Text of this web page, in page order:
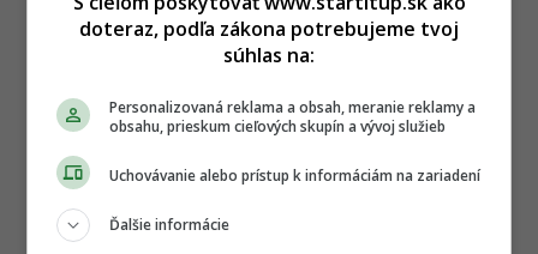
doteraz, podľa zákona potrebujeme tvoj
súhlas na:
Personalizovaná reklama a obsah, meranie reklamy a
obsahu, prieskum cieľových skupín a vývoj služieb
Uchovávanie alebo prístup k informáciám na zariadení
Ďalšie informácie